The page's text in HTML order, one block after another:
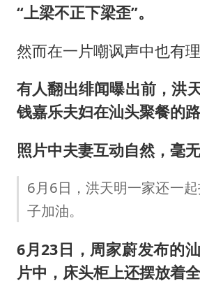
“上梁不正下梁歪”。
然而在一片嘲讽声中也有理
有人翻出绯闻曝出前，洪
钱嘉乐夫妇在汕头聚餐的路
照片中夫妻互动自然，毫无
6月6日，洪天明一家还一
子加油。
6月23日，周家蔚发布的
片中，床头柜上还摆放着全